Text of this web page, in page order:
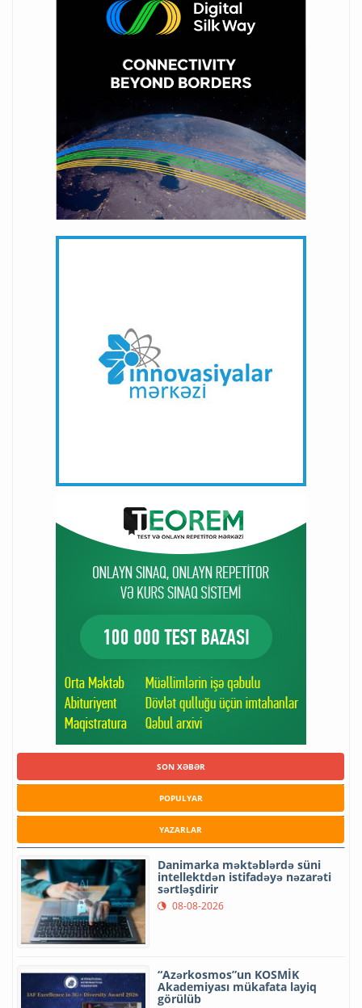
SON XƏBƏR
POPULYAR
YAZARLAR
Danimarka məktəblərdə süni
intellektdən istifadəyə nəzarəti
sərtləşdirir
08-08-2026
“Azərkosmos”un KOSMİK
Akademiyası mükafata layiq
görülüb